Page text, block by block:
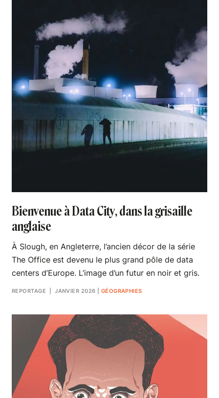
Bienvenue à Data City, dans la grisaille
anglaise
À Slough, en Angleterre, l’ancien décor de la série
The Office est devenu le plus grand pôle de data
centers d’Europe. L’image d’un futur en noir et gris.
REPORTAGE | JANVIER 2026 GÉOGRAPHIES